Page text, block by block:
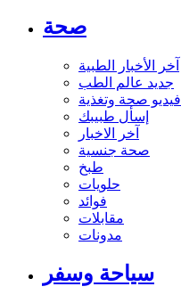
صحة
آخر الأخبار الطبية
جديد عالم الطب
فيديو صحة وتغذية
إسأل طبيبك
آخر الاخبار
صحة جنسية
طبخ
حلويات
فوائد
مقابلات
مدونات
سياحة وسفر